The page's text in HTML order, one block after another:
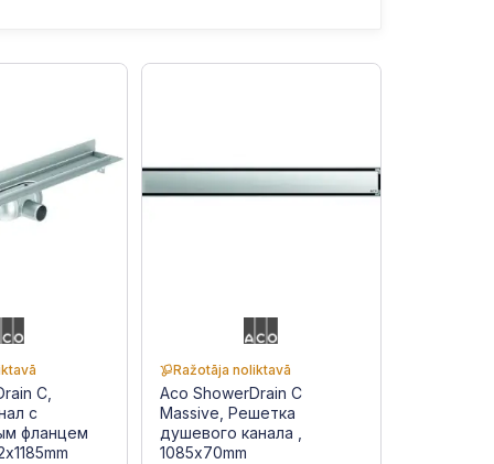
C,
с
фланцем
Ražotāja noliktavā
Aco ShowerDrain C
Massive, Решетка
душевого канала ,
1085x70mm